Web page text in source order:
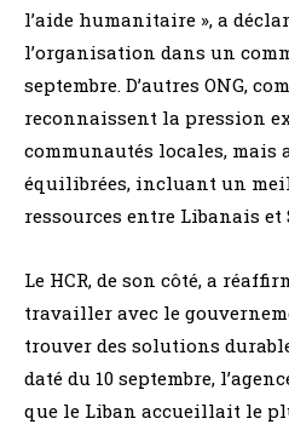
l’aide humanitaire », a
l’organisation dans un
septembre. D’autres ONG,
reconnaissent la pression
communautés locales,
équilibrées, incluant un
ressources entre Libanais et
Le HCR, de son côté, a
travailler avec le
trouver des solutions
daté du 10 septembre,
que le Liban accueillait le